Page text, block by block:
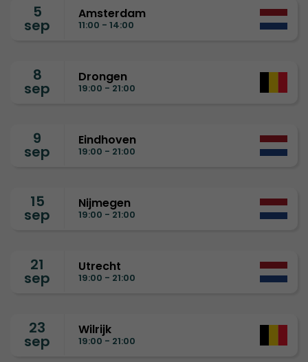
5
sep
Amsterdam
11:00 - 14:00
8
sep
Drongen
19:00 - 21:00
9
sep
Eindhoven
19:00 - 21:00
15
sep
Nijmegen
19:00 - 21:00
21
sep
Utrecht
19:00 - 21:00
23
sep
Wilrijk
19:00 - 21:00